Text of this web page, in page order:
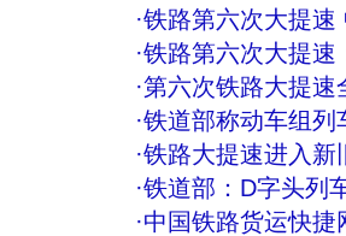
·铁路第六次大提速
·铁路第六次大提速
·第六次铁路大提速
·铁道部称动车组列
·铁路大提速进入新
·铁道部：D字头列
·中国铁路货运快捷